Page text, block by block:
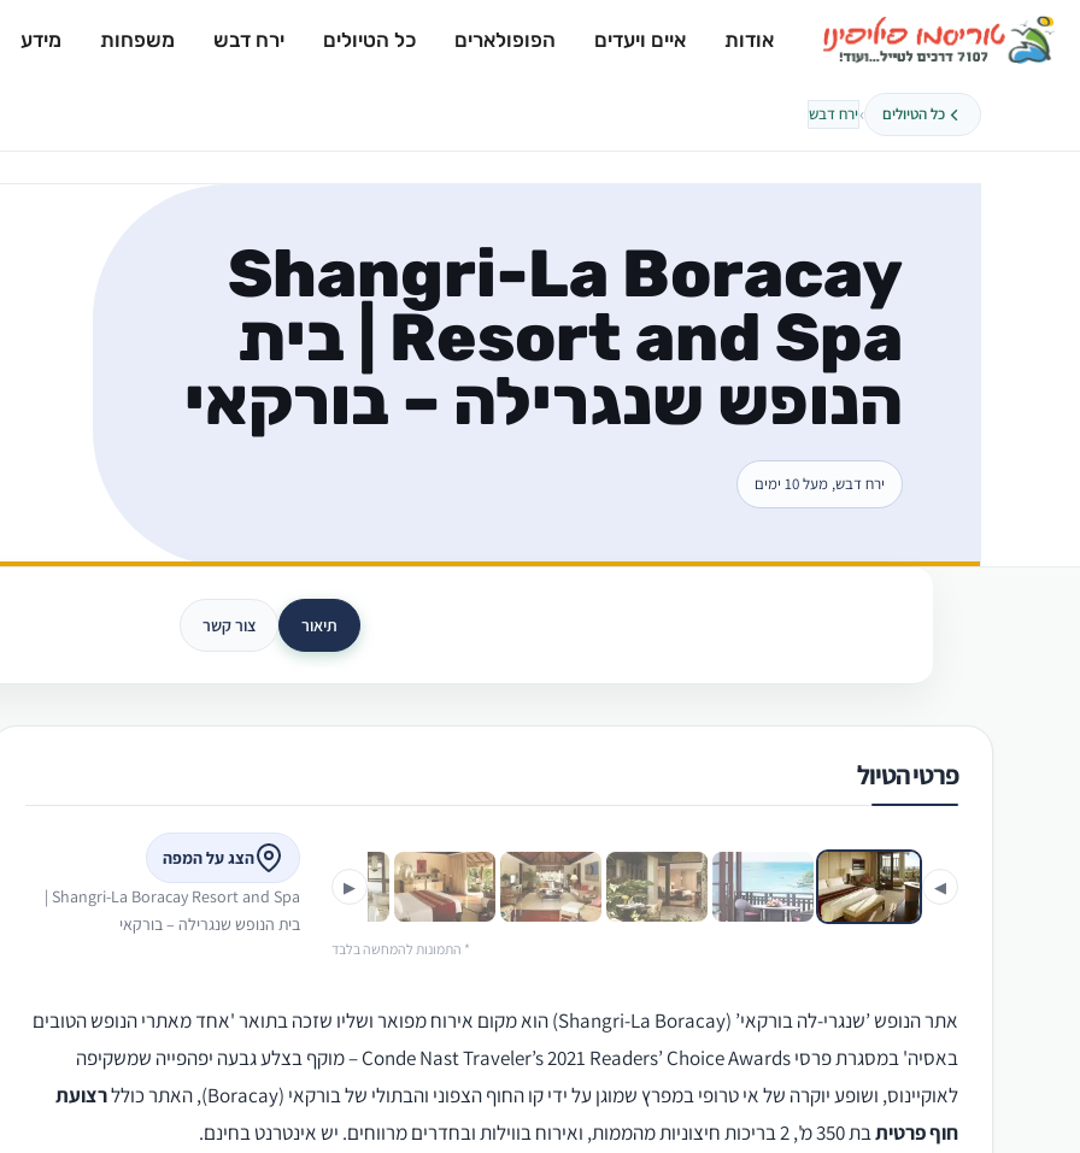
אודות איים ויעדים הפופולארים כל הטיולים ירח דבש משפחות מידע
כל הטיולים ›ירח דבש
Shangri-La Boracay
Resort and Spa | בית
הנופש שנגרילה – בורקאי
ירח דבש, מעל 10 ימים
תיאור צור קשר
פרטי הטיול
◀
▶
* התמונות להמחשה בלבד
הצג על המפה
Shangri-La Boracay Resort and Spa |
בית הנופש שנגרילה – בורקאי
אתר הנופש ’שנגרי-לה בורקאי’ (Shangri-La Boracay) הוא מקום אירוח מפואר ושליו שזכה בתואר 'אחד מאתרי הנופש הטובים
באסיה' במסגרת פרסי Conde Nast Traveler’s 2021 Readers’ Choice Awards – מוקף בצלע גבעה יפהפייה שמשקיפה
לאוקיינוס, ושופע יוקרה של אי טרופי במפרץ שמוגן על ידי קו החוף הצפוני והבתולי של בורקאי (Boracay), האתר כולל
רצועת
חוף פרטיתבת 350 מ', 2 בריכות חיצוניות מהממות, ואירוח בווילות ובחדרים מרווחים. יש אינטרנט בחינם.